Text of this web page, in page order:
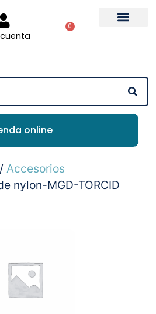
0
online
/ Accesorios
nylon-MGD-TORCID